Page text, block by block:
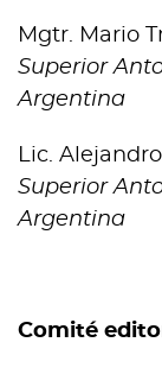
Mgtr. Mario
Superior
Argentina
Lic.
Superior
Argentina
Comité